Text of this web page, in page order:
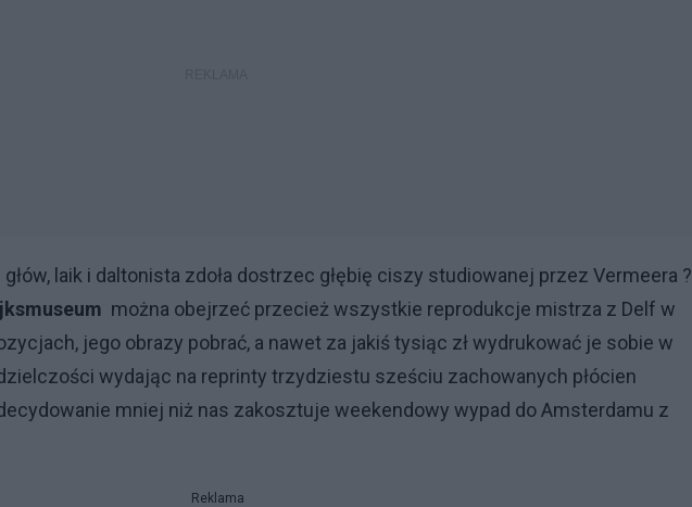
laik i daltonista zdoła dostrzec głębię ciszy studiowanej przez Vermeera ?
można obejrzeć przecież wszystkie reprodukcje mistrza z Delf w
jego obrazy pobrać, a nawet za jakiś tysiąc zł wydrukować je sobie w
wydając na reprinty trzydziestu sześciu zachowanych płócien
mniej niż nas zakosztuje weekendowy wypad do Amsterdamu z
Reklama